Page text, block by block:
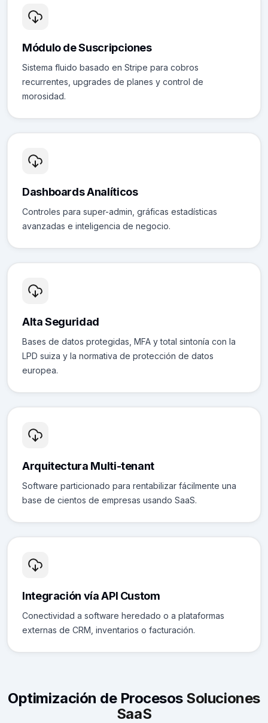
Módulo de Suscripciones
Sistema fluido basado en Stripe para cobros
recurrentes, upgrades de planes y control de
morosidad.
Dashboards Analíticos
Controles para super-admin, gráficas estadísticas
avanzadas e inteligencia de negocio.
Alta Seguridad
Bases de datos protegidas, MFA y total sintonía con la
LPD suiza y la normativa de protección de datos
europea.
Arquitectura Multi-tenant
Software particionado para rentabilizar fácilmente una
base de cientos de empresas usando SaaS.
Integración vía API Custom
Conectividad a software heredado o a plataformas
externas de CRM, inventarios o facturación.
Optimización de Procesos Soluciones
SaaS